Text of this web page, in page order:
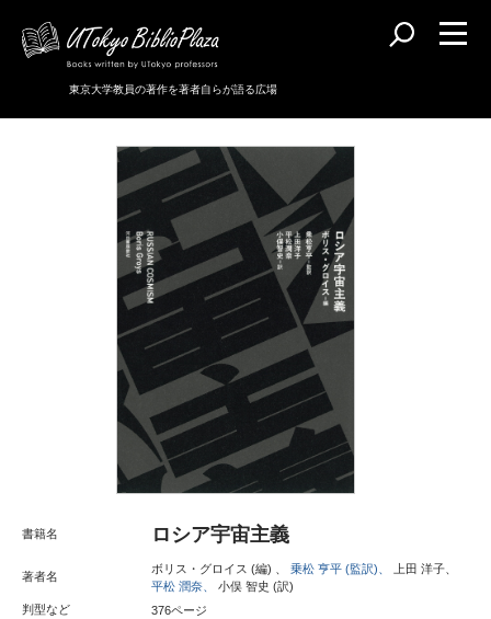
東京大学教員の著作を著者自らが語る広場
書籍名 ロシア宇宙主義
著者名
ボリス・グロイス (編) 、 乗松 亨平 (監訳)、
上田 洋子、
平松 潤奈、
小俣 智史 (訳)
判型など
376ページ